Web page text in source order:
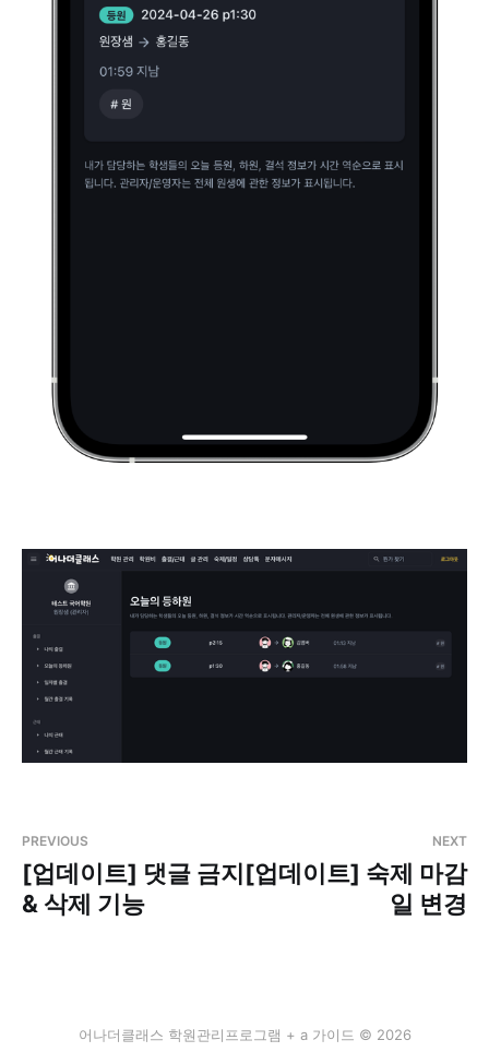
PREVIOUS
[업데이트] 댓글 금지
& 삭제 기능
NEXT
[업데이트] 숙제 마감
일 변경
어나더클래스 학원관리프로그램 + a 가이드 © 2026